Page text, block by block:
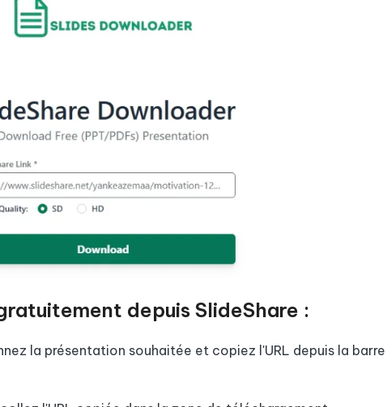
depuis SlideShare :
la présentation souhaitée et copiez l'URL depuis la